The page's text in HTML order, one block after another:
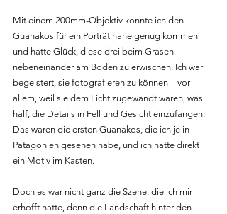
Mit einem 200mm-Objektiv konnte ich den
Guanakos für ein Porträt nahe genug kommen
und hatte Glück, diese drei beim Grasen
nebeneinander am Boden zu erwischen. Ich war
begeistert, sie fotografieren zu können – vor
allem, weil sie dem Licht zugewandt waren, was
half, die Details in Fell und Gesicht einzufangen.
Das waren die ersten Guanakos, die ich je in
Patagonien gesehen habe, und ich hatte direkt
ein Motiv im Kasten.
Doch es war nicht ganz die Szene, die ich mir
erhofft hatte, denn die Landschaft hinter den